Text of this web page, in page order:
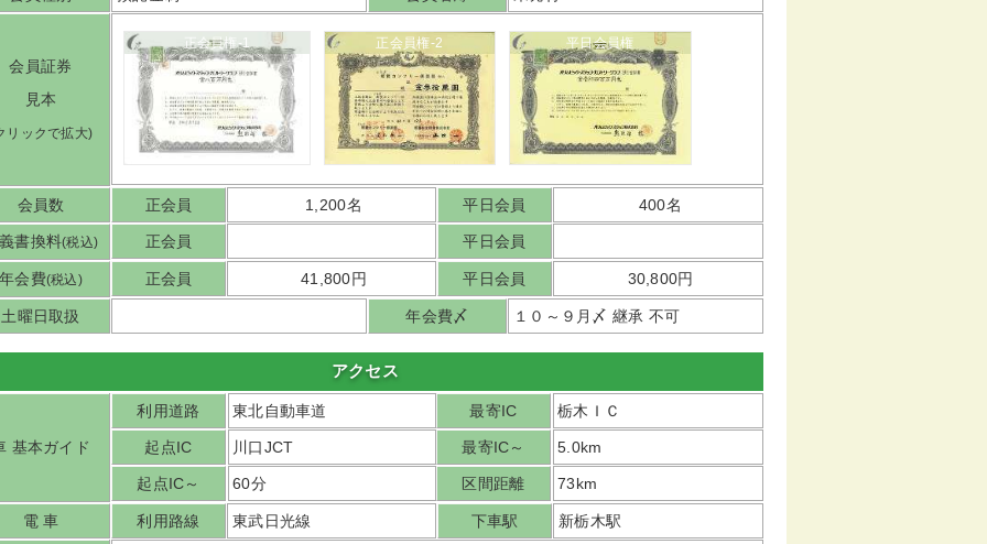
会員証券
見本
リックで拡大)
正会員権-1 正会員権-2 平日会員権
会員数 正会員 1,200名 平日会員 400名
書換料(税込) 正会員 平日会員
年会費(税込) 正会員 41,800円 平日会員 30,800円
土曜日取扱 年会費〆 １０～９月〆 継承 不可
アクセス
基本ガイド
利用道路 東北自動車道 最寄IC 栃木ＩＣ
起点IC 川口JCT 最寄IC～ 5.0km
起点IC～ 60分 区間距離 73km
電 車 利用路線 東武日光線 下車駅
新栃木駅